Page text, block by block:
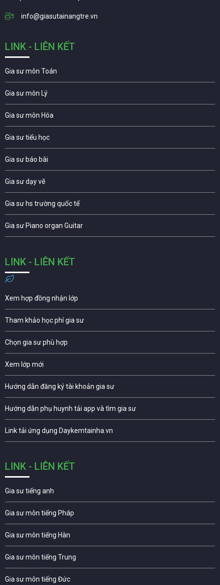
info@giasutainangtre.vn
LINK - LIÊN KẾT
Gia sư môn Toán
Gia sư môn Lý
Gia sư môn Hóa
Gia sư tiểu học
Gia sư báo bài
Gia sư dạy vẽ
Gia sư hs trường quốc tế
Gia sư Piano organ Guitar
LINK - LIÊN KẾT
Xem hợp đồng nhận lớp
Tham khảo học phí gia sư
Chọn gia sư phù hợp
Xem lớp mới
Hướng dẫn đăng ký tài khoản gia sư
Hướng dẫn phụ huynh tải app và tìm gia sư
Link tải ứng dụng Daykemtainha.vn
LINK - LIÊN KẾT
Gia sư tiếng anh
Gia sư môn tiếng Pháp
Gia sư môn tiếng Hàn
Gia sư môn tiếng Trung
Gia sư môn tiếng Đức